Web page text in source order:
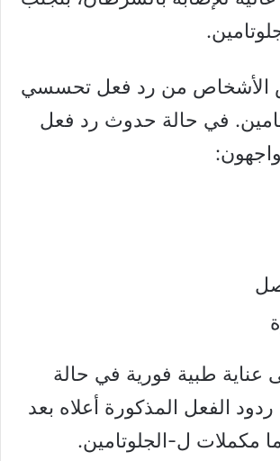
الأشخاص من رد فعل تحسسي
في حالة حدوث رد فعل
عناية طبية فورية في حالة
الفعل المذكورة أعلاه بعد
مكملات ل-الجلوتامين.